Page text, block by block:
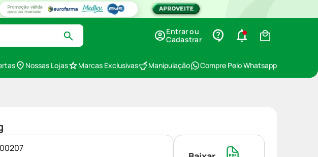
Entrar ou
Cadastrar
Nossas Lojas Marcas Exclusivas Manipulação Compre Pelo Whatsapp